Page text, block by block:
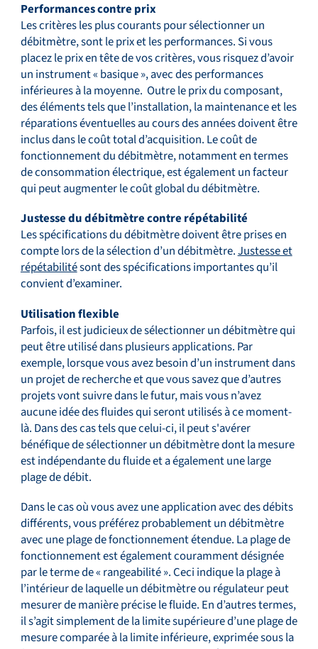
Performances contre prix
Les critères les plus courants pour sélectionner un
débitmètre, sont le prix et les performances. Si vous
placez le prix en tête de vos critères, vous risquez d’avoir
un instrument « basique », avec des performances
inférieures à la moyenne. Outre le prix du composant,
des éléments tels que l’installation, la maintenance et les
réparations éventuelles au cours des années doivent être
inclus dans le coût total d’acquisition. Le coût de
fonctionnement du débitmètre, notamment en termes
de consommation électrique, est également un facteur
qui peut augmenter le coût global du débitmètre.
Justesse du débitmètre contre répétabilité
Les spécifications du débitmètre doivent être prises en
compte lors de la sélection d’un débitmètre.Justesse et
répétabilitésont des spécifications importantes qu’il
convient d’examiner.
Utilisation flexible
Parfois, il est judicieux de sélectionner un débitmètre qui
peut être utilisé dans plusieurs applications. Par
exemple, lorsque vous avez besoin d’un instrument dans
un projet de recherche et que vous savez que d’autres
projets vont suivre dans le futur, mais vous n’avez
aucune idée des fluides qui seront utilisés à ce moment-
là. Dans des cas tels que celui-ci, il peut s'avérer
bénéfique de sélectionner un débitmètre dont la mesure
est indépendante du fluide et a également une large
plage de débit.
Dans le cas où vous avez une application avec des débits
différents, vous préférez probablement un débitmètre
avec une plage de fonctionnement étendue. La plage de
fonctionnement est également couramment désignée
par le terme de « rangeabilité ». Ceci indique la plage à
l’intérieur de laquelle un débitmètre ou régulateur peut
mesurer de manière précise le fluide. En d’autres termes,
il s’agit simplement de la limite supérieure d’une plage de
mesure comparée à la limite inférieure, exprimée sous la